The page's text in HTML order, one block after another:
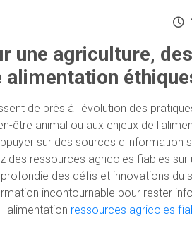
une agriculture, des
alimentation
de près à l'évolution des
être animal ou aux enjeux de
sur des sources d'information
des ressources agricoles fiables sur
des défis et innovations du
incontournable pour rester
l'alimentation ressources agricoles